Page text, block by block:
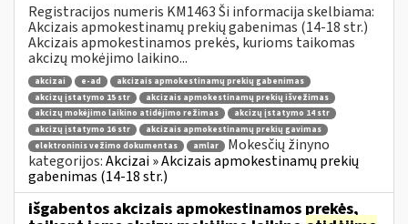
Registracijos numeris KM1463 Ši informacija skelbiama:
Akcizais apmokestinamų prekių gabenimas (14-18 str.)
Akcizais apmokestinamos prekės, kurioms taikomas
akcizų mokėjimo laikino...
akcizai e-ad
akcizais apmokestinamų prekių gabenimas
akcizų įstatymo 15 str
akcizais apmokestinamų prekių išvežimas
akcizų mokėjimo laikino atidėjimo režimas
akcizų įstatymo 14 str
akcizų įstatymo 16 str
akcizais apmokestinamų prekių gavimas
elektroninis vežimo dokumentas
amlar
Mokesčių žinyno
kategorijos:Akcizai » Akcizais apmokestinamų prekių
gabenimas (14-18 str.)
išgabentos akcizais apmokestinamos prekės,